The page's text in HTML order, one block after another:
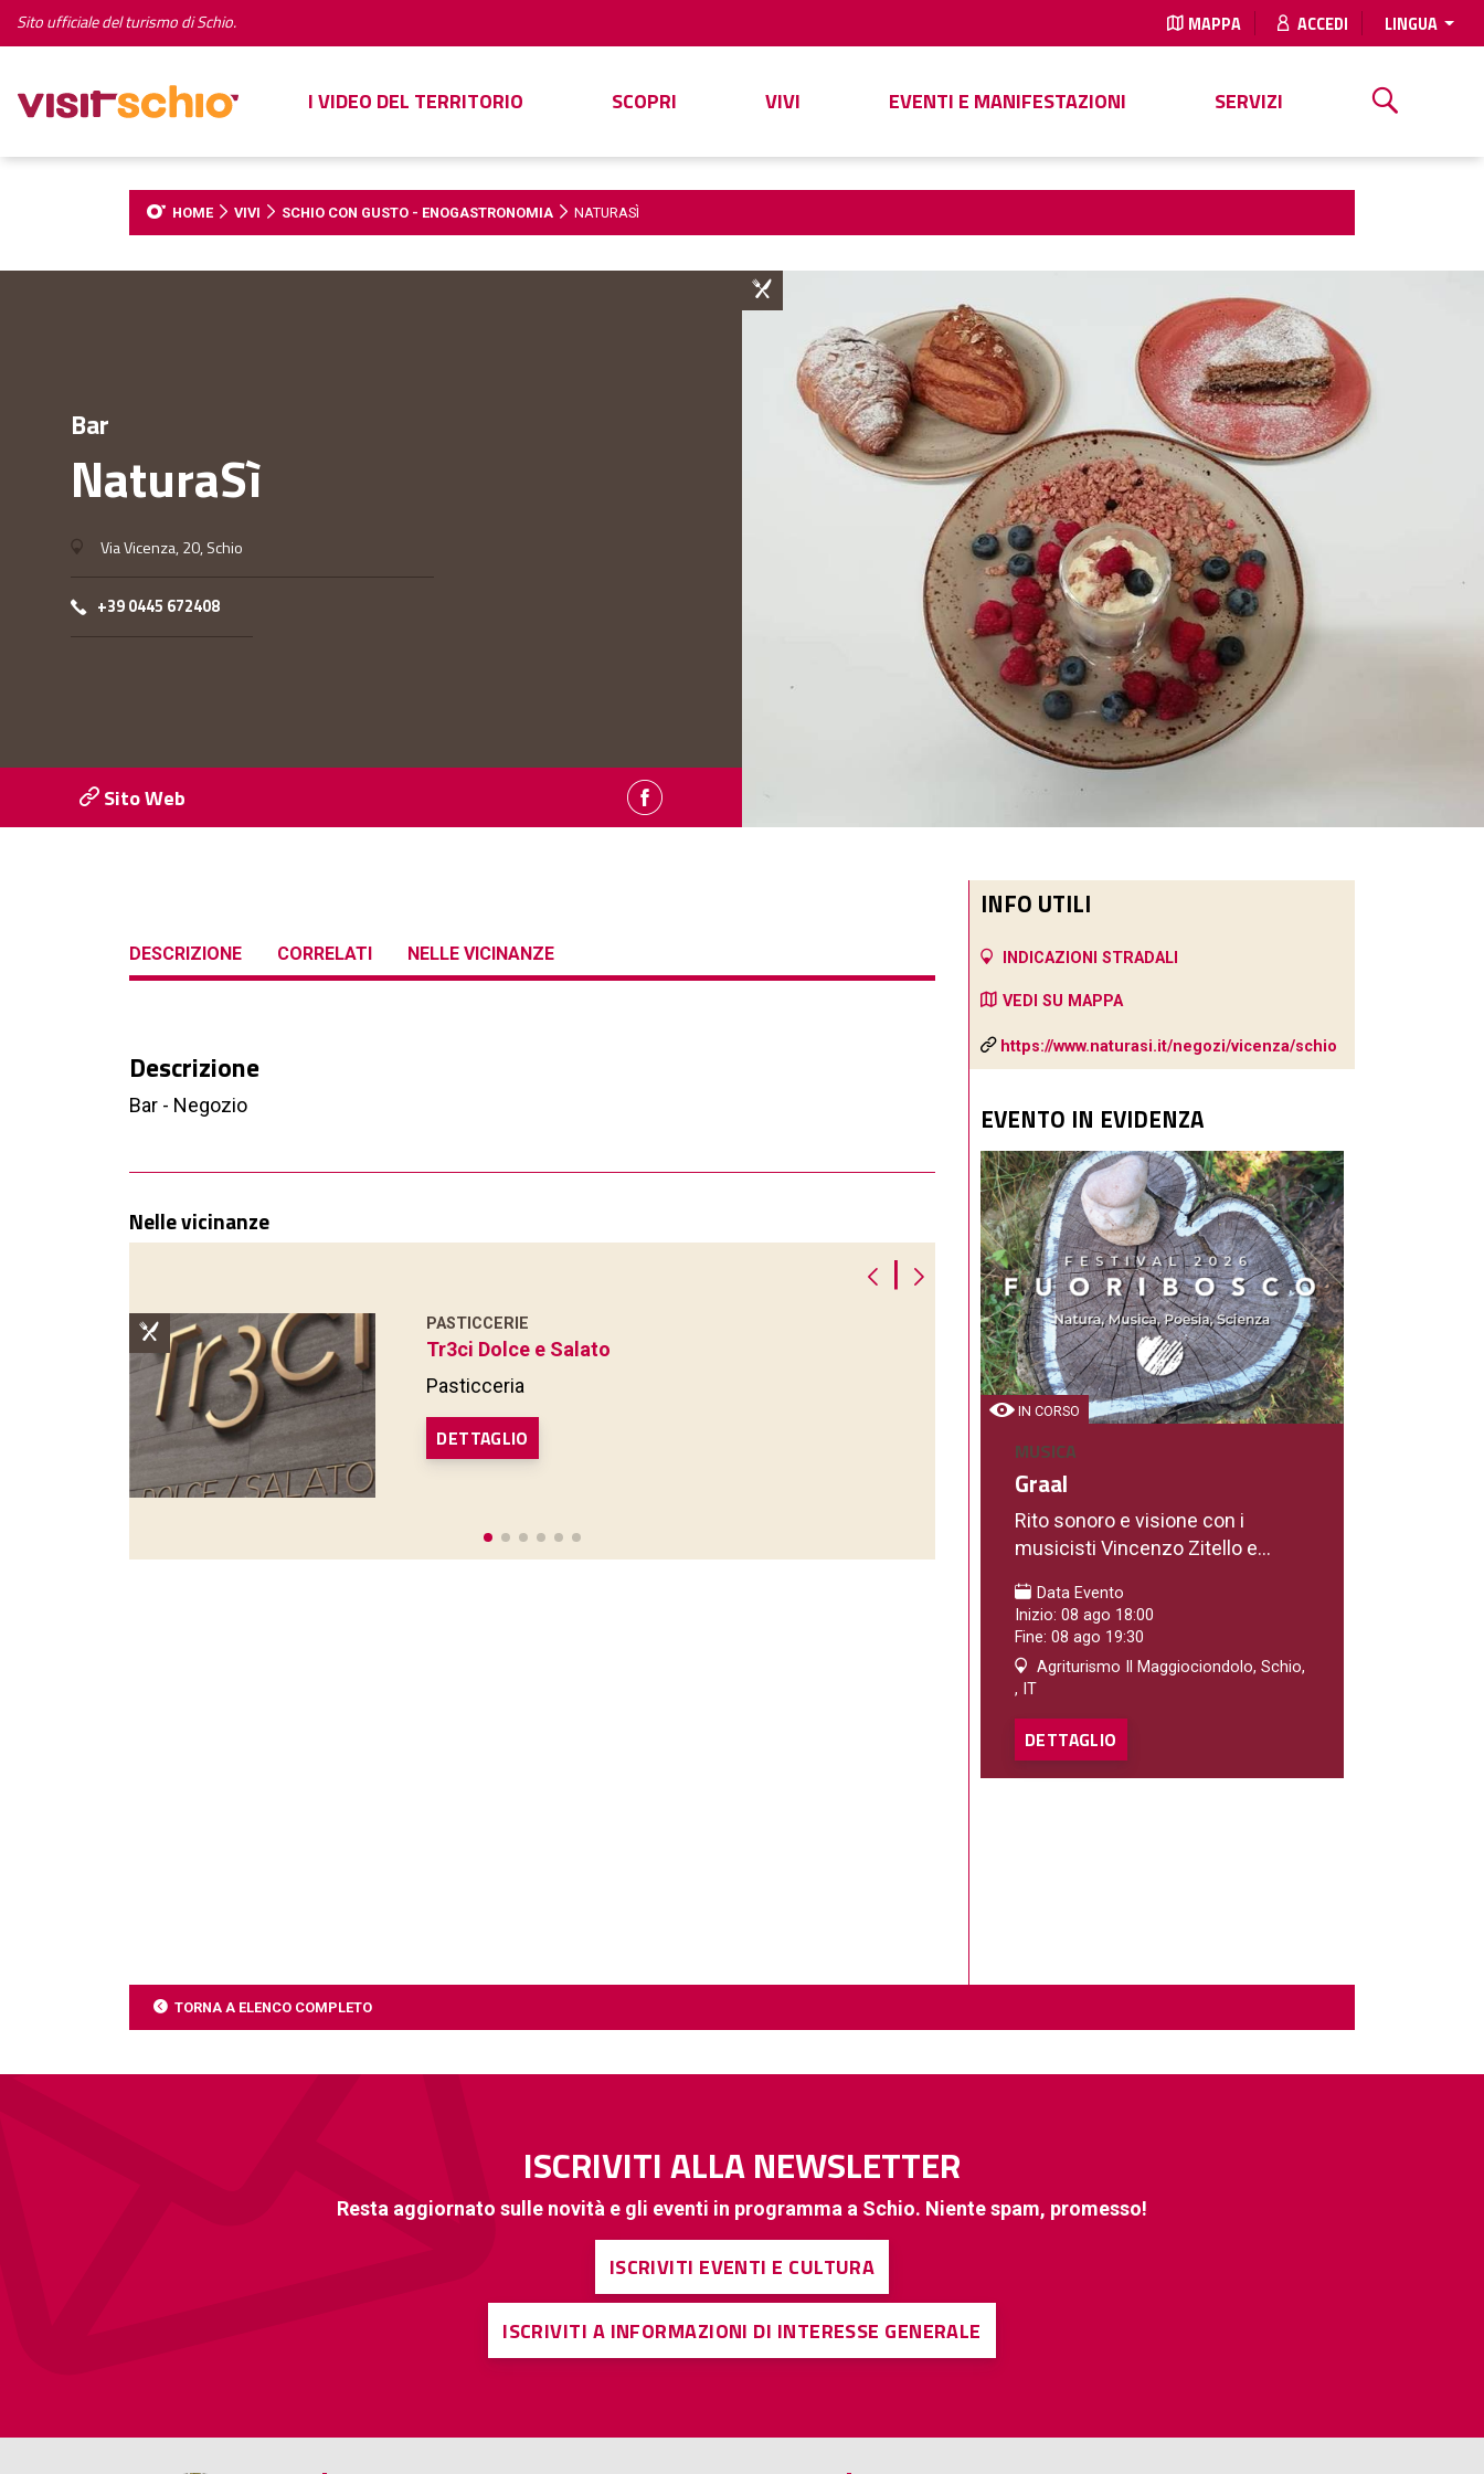
Sito ufficiale del turismo di Schio. MAPPA ACCEDI LINGUA
I VIDEO DEL TERRITORIO SCOPRI VIVI EVENTI E MANIFESTAZIONI SERVIZI
HOME VIVI SCHIO CON GUSTO - ENOGASTRONOMIA NATURASÌ
Bar
NaturaSì
Via Vicenza, 20, Schio
+39 0445 672408
Sito Web
DESCRIZIONE CORRELATI NELLE VICINANZE
Descrizione
Bar - Negozio
Nelle vicinanze
PASTICCERIE
Tr3ci Dolce e Salato
Pasticceria
DETTAGLIO
BAR
Bar Vicenza
Bar
|
INFO UTILI
INDICAZIONI STRADALI
VEDI SU MAPPA
https://www.naturasi.it/negozi/vicenza/schio
EVENTO IN EVIDENZA
IN CORSO
MUSICA
Graal
Rito sonoro e visione con i
musicisti Vincenzo Zitello e...
Data Evento
Inizio: 08 ago 18:00
Fine: 08 ago 19:30
Agriturismo Il Maggiociondolo, Schio,
, IT
DETTAGLIO
TORNA A ELENCO COMPLETO
ISCRIVITI ALLA NEWSLETTER
Resta aggiornato sulle novità e gli eventi in programma a Schio. Niente spam, promesso!
ISCRIVITI EVENTI E CULTURA
ISCRIVITI A INFORMAZIONI DI INTERESSE GENERALE